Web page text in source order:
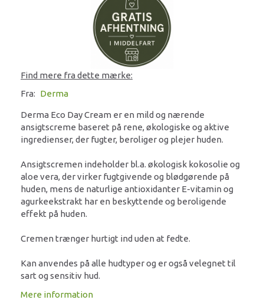
Find mere fra dette mærke:
Fra: Derma
Derma Eco Day Cream er en mild og nærende
ansigtscreme baseret på rene, økologiske og aktive
ingredienser, der fugter, beroliger og plejer huden.
Ansigtscremen indeholder bl.a. økologisk kokosolie og
aloe vera, der virker fugtgivende og blødgørende på
huden, mens de naturlige antioxidanter E-vitamin og
agurkeekstrakt har en beskyttende og beroligende
effekt på huden.
Cremen trænger hurtigt ind uden at fedte.
Kan anvendes på alle hudtyper og er også velegnet til
sart og sensitiv hud.
Mere information